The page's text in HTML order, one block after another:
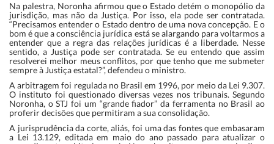
Na palestra, Noronha afirmou que o Estado detém o monopólio da
jurisdição, mas não da Justiça. Por isso, ela pode ser contratada.
“Precisamos entender o Estado dentro de uma nova concepção. E o
bom é que a consciência jurídica está se alargando para voltarmos a
entender que a regra das relações jurídicas é a liberdade. Nesse
sentido, a Justiça pode ser contratada. Se eu entendo que assim
resolverei melhor meus conflitos, por que tenho que me submeter
sempre à Justiça estatal?”, defendeu o ministro.
A arbitragem foi regulada no Brasil em 1996, por meio da Lei 9.307.
O instituto foi questionado diversas vezes nos tribunais. Segundo
Noronha, o STJ foi um “grande fiador” da ferramenta no Brasil ao
proferir decisões que permitiram a sua consolidação.
A jurisprudência da corte, aliás, foi uma das fontes que embasaram
a Lei 13.129, editada em maio do ano passado para atualizar o